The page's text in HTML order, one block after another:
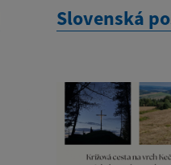
Slovenská